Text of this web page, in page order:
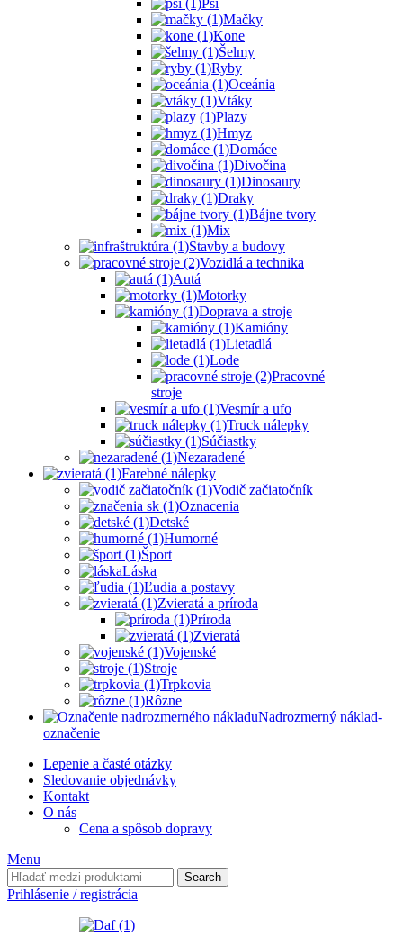
Psi
Mačky
Kone
Šelmy
Ryby
Oceánia
Vtáky
Plazy
Hmyz
Domáce
Divočina
Dinosaury
Draky
Bájne tvory
Mix
Stavby a budovy
Vozidlá a technika
Autá
Motorky
Doprava a stroje
Kamióny
Lietadlá
Lode
Pracovné
stroje
Vesmír a ufo
Truck nálepky
Súčiastky
Nezaradené
Farebné nálepky
Vodič začiatočník
Oznacenia
Detské
Humorné
Šport
Láska
Ľudia a postavy
Zvieratá a príroda
Príroda
Zvieratá
Vojenské
Stroje
Trpkovia
Rôzne
Nadrozmerný náklad-
označenie
Lepenie a časté otázky
Sledovanie objednávky
Kontakt
O nás
Cena a spôsob dopravy
Menu
Search
Prihlásenie / registrácia